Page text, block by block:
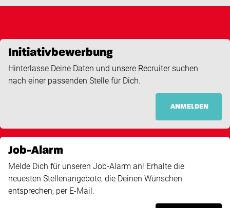
Initiativbewerbung
Hinterlasse Deine Daten und unsere Recruiter suchen
nach einer passenden Stelle für Dich.
ANMELDEN
Job-Alarm
Melde Dich für unseren Job-Alarm an! Erhalte die
neuesten Stellenangebote, die Deinen Wünschen
entsprechen, per E-Mail.